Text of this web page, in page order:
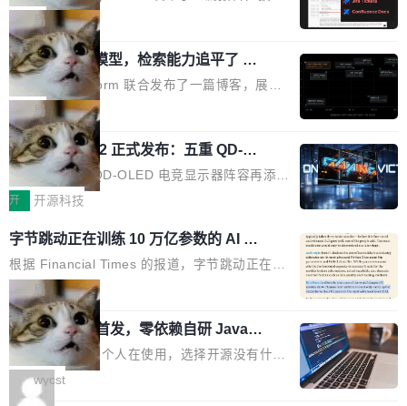
术上正确、但方向完...
个环形路线，因为芯片制造需要把光刻流程重复
大约 60 次，每次一层。动画里简化为 4 圈。 整
个项目只有一个 HTML 文件。没有构建步骤，没
有依赖，没有网络请求。屏幕上每个形状都是 C
anvas 上纯手...
的开源项目死了。Google 把越来越多的核心功
能从 AOSP 移到了闭源的 Google Play Service
s 里，设备树和内核源码被厂商锁死，你能看到
代码但你改不了，改了也刷不进去。 为什么 AO
SP 不够用了 Runarcn 列举了几条他离开 Andro
id 的具体理由： Google Pla...
回复
Atlassian 的 AI agent Rovo 存在严重的数据泄
露漏洞：攻击者可以通过 indirect prompt inject
ion（间接提示注入）窃取整个 Atlassian 租户内
的 Jira 工单和 Confluence 文档，全程不需要任
何人工审批。 更值得注意的是，这个漏洞在 5
月 23 日就报告给了 Atlassian，两个多月过去
了，公司除了表示"感谢"并分配了一个 case nu
mber 之外，再没有任何实质性回应。Rovo 至
今仍处于漏洞未修复状态。 攻击链路 攻击链并
不复杂。 受害者给 Rovo 提了一个正...
局
一个 4B 开源模型，检索能力追平了 G
PT-5.6 Sol，成本降到 1/100
Neon 和 Castform 联合发布了一篇博客，展示
了一个惊人的结果：一个 4B 参数的开源模型，
经过 RL 后训练之后，在检索任务上的准确率追
平了 GPT-5.6 Sol，但每次请求的成本只有对方
的 1/100。 具体来说，GPT-5.6 Sol 做一次典型
的多轮搜索请求需要超过 10 秒，端到端成本约
来说，这个速度和成本都"高得让人没法用"。而
4B 开源模型在推理速度上快了几个数量级，成
本低了两三个数量级。 问题在于，小模型开箱即
用时的检索能力确实远不如闭源前沿模型。差距
在哪？就在 RL 后训练。 从 RAG 到 agentic...
局
技嘉 GO27Q32 正式发布：五重 QD-OL
ED 面板加持，320Hz 极速与影院级画
面兼得
技嘉科技旗下 QD-OLED 电竞显示器阵容再添旗
舰新作。GO27Q32 将于 2026 年 9 月 15 日正
nta Tandem 五重发光架构为核心，为高端玩家
打造速度与画质不妥协的沉浸体验。 GO27Q32
搭载三星最新 QD-OLED 面板，采用 5 层串联
式发光结构，并装配全新 ObsidianShield 抗反
射镀膜，黑阶表现提升可达40%，并将表面硬度
由2H升級至3H，画面对比度与强度都提升的同
时还具有 320Hz 刷新率与 0.03ms GTG 灰阶响
应时间，从源头消除拖影与动态模糊。 1.突破 O
开 开源科技
字节跳动正在训练 10 万亿参数的 AI 模
型
根据 Financial Times 的报道，字节跳动正在训
练一个 10 万亿参数的 AI 模型，目前处于预训练
阶段。 10 万亿是什么概念？Anthropic 目前最
大的模型 Mythos 5 约 8 万亿参数。DeepSeek
V4-Pro 是 1.6 万亿。月之暗面的 Kimi K3 是 2.
8 万亿。美团 LongCat-2.0 是 1.6 万亿。字节
跳动的这个未命名模型，直接跳到了 10 万亿。
局
wastnet 开源首发，零依赖自研 Java H
TTP/2 框架，性能对标 Undertow !
这个项目一直是个人在使用，选择开源没有什么
动机理由，就是想开源了，如果非要说一个，那
就是它多少弥补了国产 Java 自研 HTTP/2 框架
wycst